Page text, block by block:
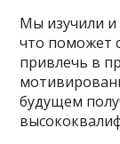
Мы изучили и
что поможет
привлечь в
будущем